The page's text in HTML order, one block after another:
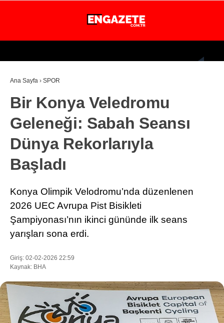
Facebook
24.5
İSTANBUL
GÜNDEM
EKONOMİ
DÜNYA
MAGAZİN
SPOR
TEKNOLOJİ
EĞİTİM
Ana Sayfa › SPOR
Bir Konya Veledromu
Geleneği: Sabah Seansı
Dünya Rekorlarıyla
Başladı
Konya Olimpik Velodromu’nda düzenlenen
2026 UEC Avrupa Pist Bisikleti
Şampiyonası’nın ikinci gününde ilk seans
yarışları sona erdi.
Giriş: 02-02-2026 22:59
Kaynak: BHA